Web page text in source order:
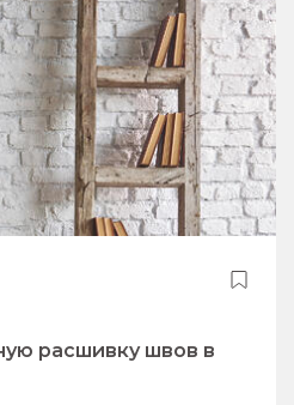
расшивку швов в